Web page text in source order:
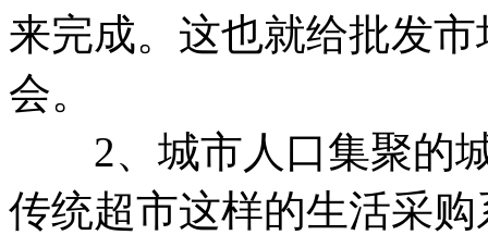
来完成。这也就给批发
会。
2、城市人口集聚的城
传统超市这样的生活采